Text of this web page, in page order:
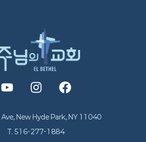
New Hyde Park, NY 11040
T. 516-277-1884